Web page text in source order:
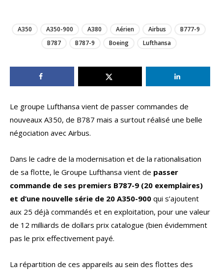
A350 A350-900 A380 Aérien Airbus
B777-9
B787
B787-9 Boeing Lufthansa
Le groupe Lufthansa vient de passer commandes de
nouveaux A350, de B787 mais a surtout réalisé une belle
négociation avec Airbus.
Dans le cadre de la modernisation et de la rationalisation
de sa flotte, le Groupe Lufthansa vient de passer
commande de ses premiers B787-9 (20 exemplaires)
et d’une nouvelle série de 20 A350-900 qui s’ajoutent
aux 25 déjà commandés et en exploitation, pour une valeur
de 12 milliards de dollars prix catalogue (bien évidemment
pas le prix effectivement payé.
La répartition de ces appareils au sein des flottes des